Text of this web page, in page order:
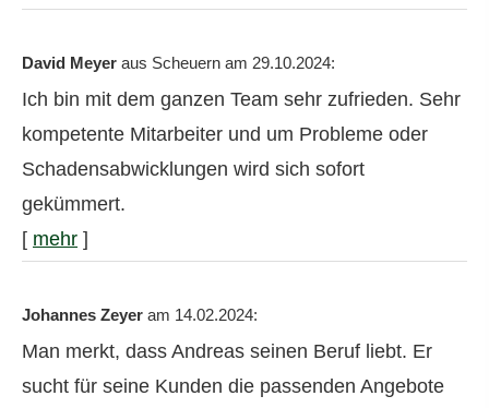
David Meyer aus Scheuern am 29.10.2024:
Ich bin mit dem ganzen Team sehr zufrieden. Sehr
kompetente Mitarbeiter und um Probleme oder
Schadensabwicklungen wird sich sofort
gekümmert.
[ mehr ]
Johannes Zeyer am 14.02.2024:
Man merkt, dass Andreas seinen Beruf liebt. Er
sucht für seine Kunden die passenden Angebote